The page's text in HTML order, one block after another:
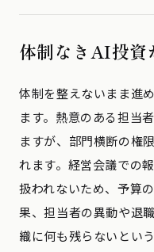
体制なきAI投資
体制を整えないまま進
ます。熱意のある担当
ますが、部門横断の権
れます。経営会議での
扱われないため、予算
果、担当者の異動や退
織に何も残らないとい